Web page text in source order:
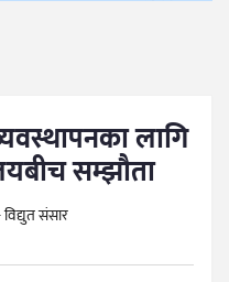
लागि
सम्झौता
संसार